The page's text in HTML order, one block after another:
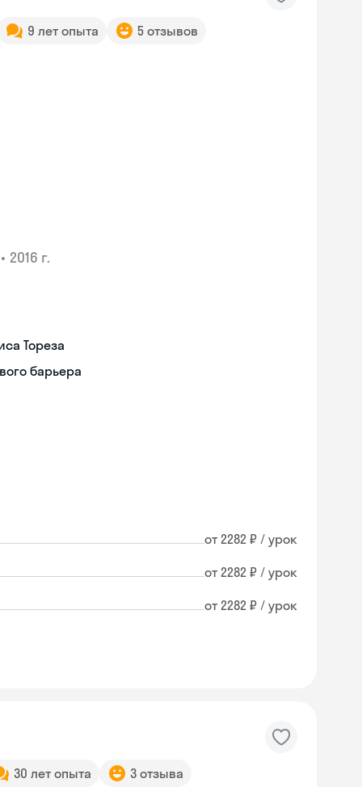
9 лет опыта 5 отзывов
• 2016 г.
Тореза
барьера
от 2282 ₽ / урок
от 2282 ₽ / урок
от 2282 ₽ / урок
30 лет опыта 3 отзыва